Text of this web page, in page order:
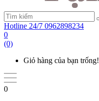
Hotline 24/7 0962898234
0
(0)
Giỏ hàng của bạn trống!
0